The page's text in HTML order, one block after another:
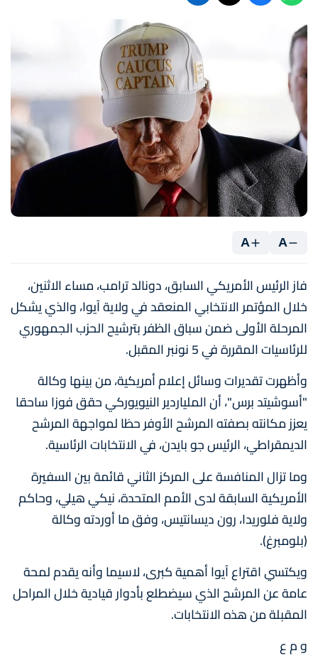
A
A
فاز الرئيس الأمريكي السابق، دونالد ترامب، مساء الاثنين،
خلال المؤتمر الانتخابي المنعقد في ولاية آيوا، والذي يشكل
المرحلة الأولى ضمن سباق الظفر بترشيح الحزب الجمهوري
للرئاسيات المقررة في 5 نونبر المقبل.
وأظهرت تقديرات وسائل إعلام أمريكية، من بينها وكالة
"أسوشيتد برس"، أن الملياردير النيويوركي حقق فوزا ساحقا
يعزز مكانته بصفته المرشح الأوفر حظا لمواجهة المرشح
الديمقراطي، الرئيس جو بايدن، في الانتخابات الرئاسية.
وما تزال المنافسة على المركز الثاني قائمة بين السفيرة
الأمريكية السابقة لدى الأمم المتحدة، نيكي هيلي، وحاكم
ولاية فلوريدا، رون ديسانتيس، وفق ما أوردته وكالة
(بلومبرغ).
ويكتسي اقتراع آيوا أهمية كبرى، لاسيما وأنه يقدم لمحة
عامة عن المرشح الذي سيضطلع بأدوار قيادية خلال المراحل
المقبلة من هذه الانتخابات.
و م ع